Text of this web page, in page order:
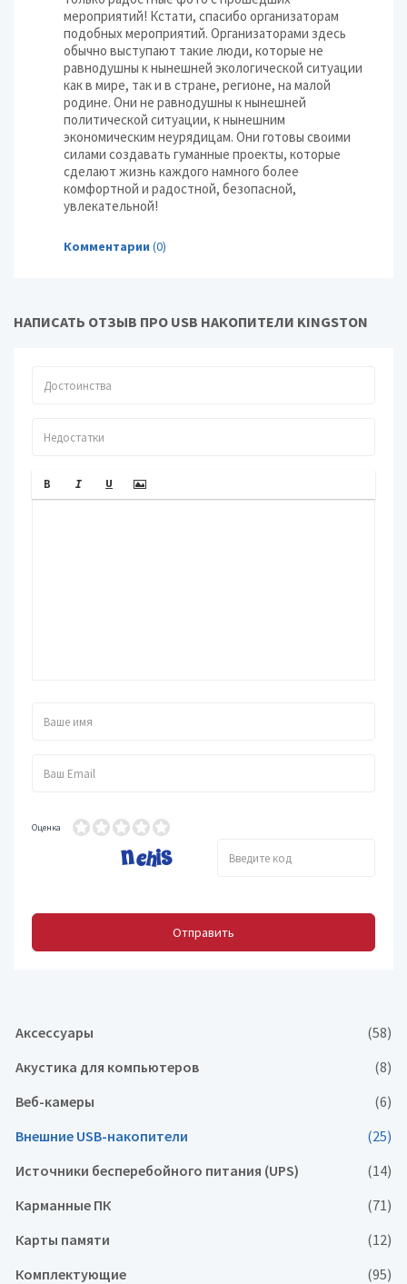
мероприятий! Кстати, спасибо организаторам
подобных мероприятий. Организаторами здесь
обычно выступают такие люди, которые не
равнодушны к нынешней экологической ситуации
как в мире, так и в стране, регионе, на малой
родине. Они не равнодушны к нынешней
политической ситуации, к нынешним
экономическим неурядицам. Они готовы своими
силами создавать гуманные проекты, которые
сделают жизнь каждого намного более
комфортной и радостной, безопасной,
увлекательной!
Комментарии (0)
НАПИСАТЬ ОТЗЫВ ПРО USB НАКОПИТЕЛИ KINGSTON
Оценка
Отправить
Аксессуары
(58)
Акустика для компьютеров
(8)
Веб-камеры
(6)
Внешние USB-накопители
(25)
Источники бесперебойного питания (UPS)
(14)
Карманные ПК
(71)
Карты памяти
(12)
Комплектующие
(95)